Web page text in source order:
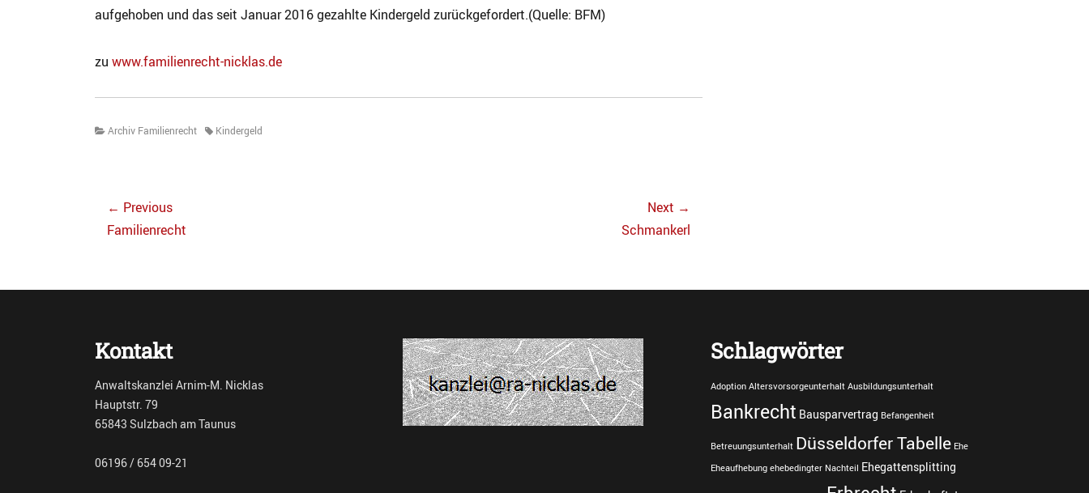
aufgehoben und das seit Januar 2016 gezahlte Kindergeld zurückgefordert.(Quelle: BFM)
zu www.familienrecht-nicklas.de
Categories
Archiv Familienrecht TagsKindergeld
← Previous
Previous
Familienrecht
Next →
Schmankerl
Kontakt
Anwaltskanzlei Arnim-M. Nicklas
Hauptstr. 79
65843 Sulzbach am Taunus
06196 / 654 09-21
Schlagwörter
Adoption Altersvorsorgeunterhalt Ausbildungsunterhalt
Bankrecht Bausparvertrag Befangenheit
Betreuungsunterhalt Düsseldorfer Tabelle Ehe
Eheaufhebung ehebedingter Nachteil Ehegattensplitting